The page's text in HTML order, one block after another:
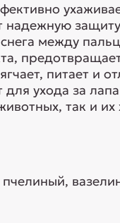
надежную
между
питает и
ухода за
так и их